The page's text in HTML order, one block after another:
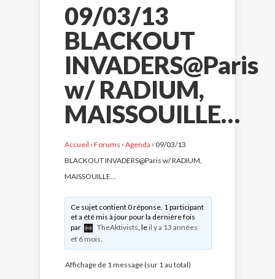
09/03/13
BLACKOUT
INVADERS@Paris
w/ RADIUM,
MAISSOUILLE…
Accueil › Forums › Agenda › 09/03/13
BLACKOUT INVADERS@Paris w/ RADIUM,
MAISSOUILLE…
Ce sujet contient 0 réponse, 1 participant
et a été mis à jour pour la dernière fois
par
TheAktivists , leil y a 13 années
et 6 mois
Affichage de 1 message (sur 1 au total)